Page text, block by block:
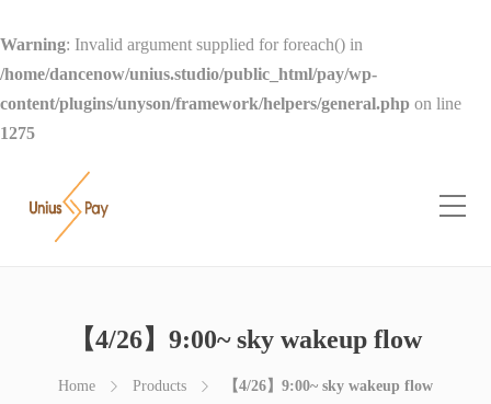
Warning: Invalid argument supplied for foreach() in
/home/dancenow/unius.studio/public_html/pay/wp-
content/plugins/unyson/framework/helpers/general.php on line
1275
【4/26】9:00~ sky wakeup flow
Home Products 【4/26】9:00~ sky wakeup flow